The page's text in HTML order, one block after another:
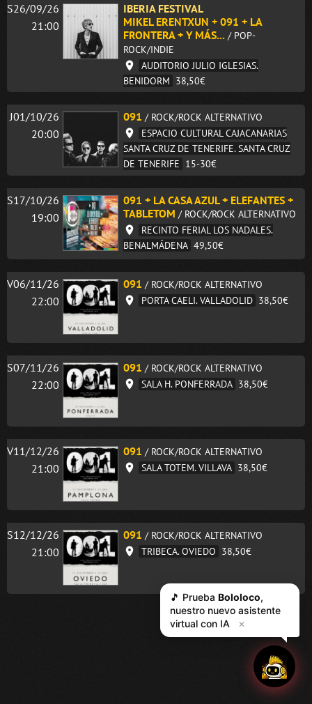
S26/09/26
21:00
IBERIA FESTIVAL
MIKEL ERENTXUN + 091 + LA
FRONTERA + Y MÁS... / POP-
ROCK/INDIE
AUDITORIO JULIO IGLESIAS.
BENIDORM 38,50€
J01/10/26
20:00
091 / ROCK/ROCK ALTERNATIVO
ESPACIO CULTURAL CAJACANARIAS
SANTA CRUZ DE TENERIFE. SANTA CRUZ
DE TENERIFE 15-30€
S17/10/26
19:00
091 + LA CASA AZUL + ELEFANTES +
TABLETOM / ROCK/ROCK ALTERNATIVO
RECINTO FERIAL LOS NADALES.
BENALMÁDENA 49,50€
V06/11/26
22:00
091 / ROCK/ROCK ALTERNATIVO
PORTA CAELI. VALLADOLID 38,50€
S07/11/26
22:00
091 / ROCK/ROCK ALTERNATIVO
SALA H. PONFERRADA 38,50€
V11/12/26
21:00
091 / ROCK/ROCK ALTERNATIVO
SALA TOTEM. VILLAVA 38,50€
S12/12/26
21:00
091 / ROCK/ROCK ALTERNATIVO
TRIBECA. OVIEDO 38,50€
Bololoco · conciertosengranada.es
Online · Te ayudo a encontrar conciertos